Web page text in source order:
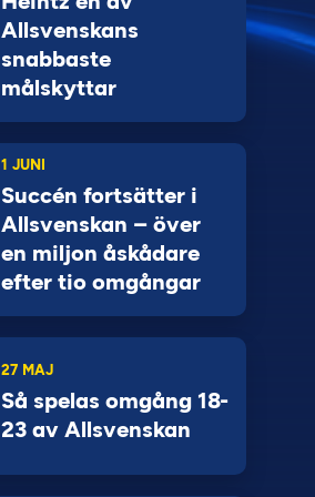
Allsvenskans
snabbaste
målskyttar
1 JUNI
Succén fortsätter i
Allsvenskan – över
en miljon åskådare
efter tio omgångar
27 MAJ
Så spelas omgång 18-
23 av Allsvenskan